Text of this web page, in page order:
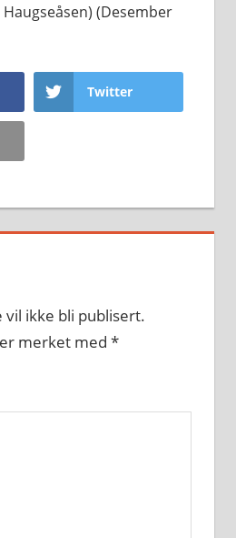
(Desember
Twitter
vil ikke bli publisert.
merket med *